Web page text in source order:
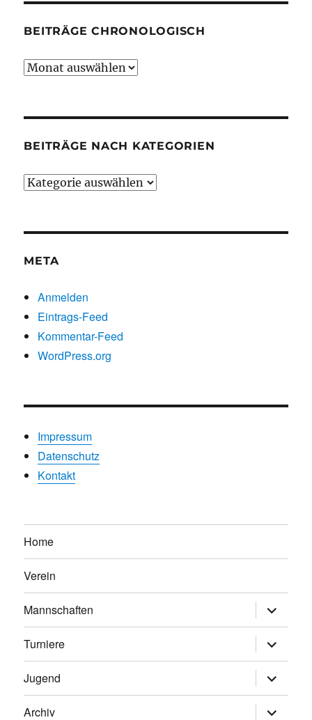
BEITRÄGE CHRONOLOGISCH
Beiträge
BEITRÄGE NACH KATEGORIEN
Beiträge
META
Anmelden
Eintrags-Feed
Kommentar-Feed
WordPress.org
Impressum
Datenschutz
Kontakt
Home
Verein
Mannschaften
anzeigen
Turniere
anzeigen
Jugend
anzeigen
Archiv